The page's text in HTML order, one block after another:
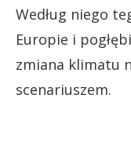
Według niego
Europie i
zmiana klimatu
scenariuszem.